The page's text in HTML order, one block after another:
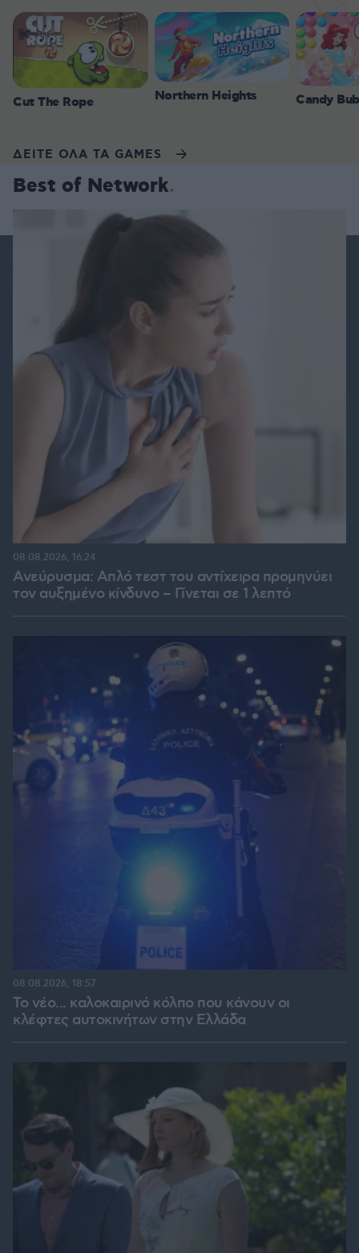
Cut The Rope Northern Heights Candy
ΔΕΙΤΕ ΟΛΑ ΤΑ GAMES
Best of Network
Ανεύρυσμα: Απλό τεστ του αντίχειρα προμηνύει
τον αυξημένο κίνδυνο – Γίνεται σε 1 λεπτό
08.08.2026, 16:24
Το νέο... καλοκαιρινό κόλπο που κάνουν οι
κλέφτες αυτοκινήτων στην Ελλάδα
08.08.2026, 18:57